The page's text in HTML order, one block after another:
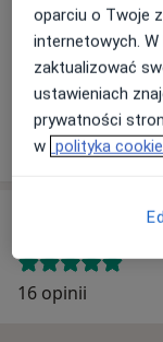
Remove Centrum
Wyszyńskiego 3,
Opinie o
16 opinii
oparciu o Twoje
internetowych.
zaktualizować
ustawieniach
prywatności
w polityka